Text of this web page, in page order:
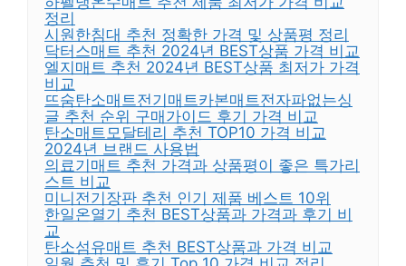
정리
시원한침대 추천 정확한 가격 및 상품평 정리
닥터스매트 추천 2024년 BEST상품 가격 비교
엘지매트 추천 2024년 BEST상품 최저가 가격
비교
뜨숨탄소매트전기매트카본매트전자파없는싱
글 추천 순위 구매가이드 후기 가격 비교
탄소매트모달테리 추천 TOP10 가격 비교
2024년 브랜드 사용법
의료기매트 추천 가격과 상품평이 좋은 특가리
스트 비교
미니전기장판 추천 인기 제품 베스트 10위
한일온열기 추천 BEST상품과 가격과 후기 비
교
탄소섬유매트 추천 BEST상품과 가격 비교